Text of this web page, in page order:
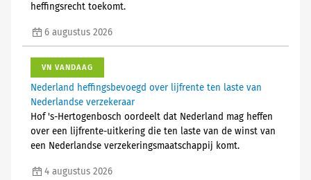
heffingsrecht toekomt.
6 augustus 2026
VN VANDAAG
Nederland heffingsbevoegd over lijfrente ten laste van
Nederlandse verzekeraar
Hof 's-Hertogenbosch oordeelt dat Nederland mag heffen
over een lijfrente-uitkering die ten laste van de winst van
een Nederlandse verzekeringsmaatschappij komt.
4 augustus 2026